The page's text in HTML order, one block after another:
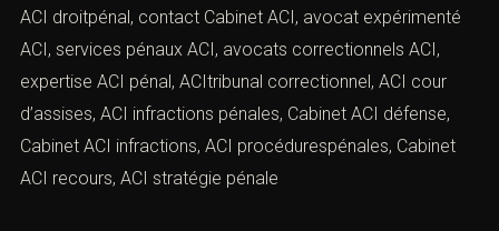
ACI droitpénal, contact Cabinet ACI, avocat expérimenté
ACI, services pénaux ACI, avocats correctionnels ACI,
expertise ACI pénal, ACItribunal correctionnel, ACI cour
d’assises, ACI infractions pénales, Cabinet ACI défense,
Cabinet ACI infractions, ACI procédurespénales, Cabinet
ACI recours, ACI stratégie pénale